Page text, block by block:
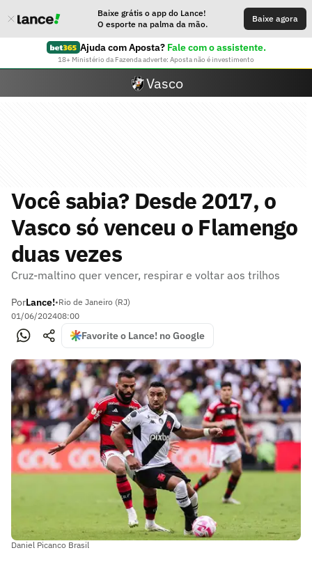
Baixe grátis o app do Lance!
O esporte na palma da mão.
Baixe agora
Ajuda com Aposta? Fale com o assistente.
18+ Ministério da Fazenda adverte: Aposta não é investimento
Vasco
Você sabia? Desde 2017, o
Vasco só venceu o Flamengo
duas vezes
Cruz-maltino quer vencer, respirar e voltar aos trilhos
PorLance!•Rio de Janeiro (RJ)
01/06/202408:00
Favorite o Lance! no Google
Daniel Picanco Brasil